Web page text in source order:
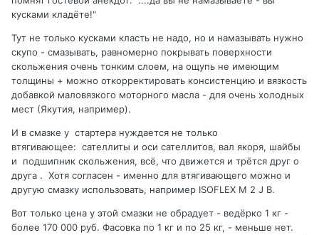
кусками кладёте!"
Тут не только кусками класть не надо, но и намазывать нужно
скупо - смазывать, равномерно покрывать поверхности
скольжения очень тонким слоем, на ощупь не имеющим
толщины + можно откорректировать консистенцию и вязкость
добавкой маловязкого моторного масла - для очень холодных
мест (Якутия, например).
И в смазке у стартера нуждается не только
втягивающее: сателлиты и оси сателлитов, вал якоря, шайбы
и подшипник скольжения, всё, что движется и трётся друг о
друга . Хотя согласен - именно для втягивающего можно и
другую смазку использовать, например ISOFLEX M 2 J B.
Вот только цена у этой смазки не обрадует - ведёрко 1 кг -
более 170 000 руб. Фасовка по 1 кг и по 25 кг, - меньше нет.